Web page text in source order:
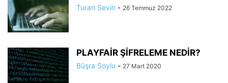
Turan Sevin - 26 Temmuz 2022
PLAYFAİR ŞİFRELEME NEDİR?
Büşra Soylu - 27 Mart 2020